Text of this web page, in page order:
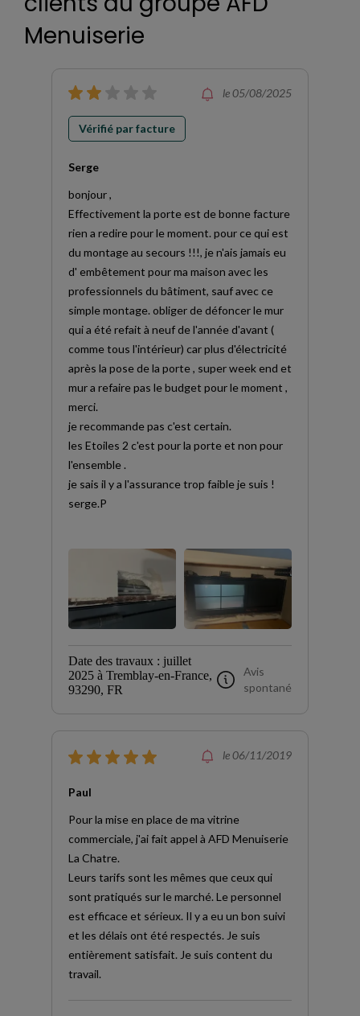
Menuiserie
Vérifié par facture
le 05/08/2025
Serge
bonjour ,
Effectivement la porte est de bonne facture
rien a redire pour le moment. pour ce qui est
du montage au secours !!!, je n'ais jamais eu
d' embêtement pour ma maison avec les
professionnels du bâtiment, sauf avec ce
simple montage. obliger de défoncer le mur
qui a été refait à neuf de l'année d'avant (
comme tous l'intérieur) car plus d'électricité
après la pose de la porte , super week end et
mur a refaire pas le budget pour le moment ,
merci.
je recommande pas c'est certain.
les Etoiles 2 c'est pour la porte et non pour
l'ensemble .
je sais il y a l'assurance trop faible je suis !
serge.P
Date des travaux : juillet
2025 à Tremblay-en-France,
93290, FR
Avis
spontané
le 06/11/2019
Paul
Pour la mise en place de ma vitrine
commerciale, j'ai fait appel à AFD Menuiserie
La Chatre.
Leurs tarifs sont les mêmes que ceux qui
sont pratiqués sur le marché. Le personnel
est efficace et sérieux. Il y a eu un bon suivi
et les délais ont été respectés. Je suis
entièrement satisfait. Je suis content du
travail.